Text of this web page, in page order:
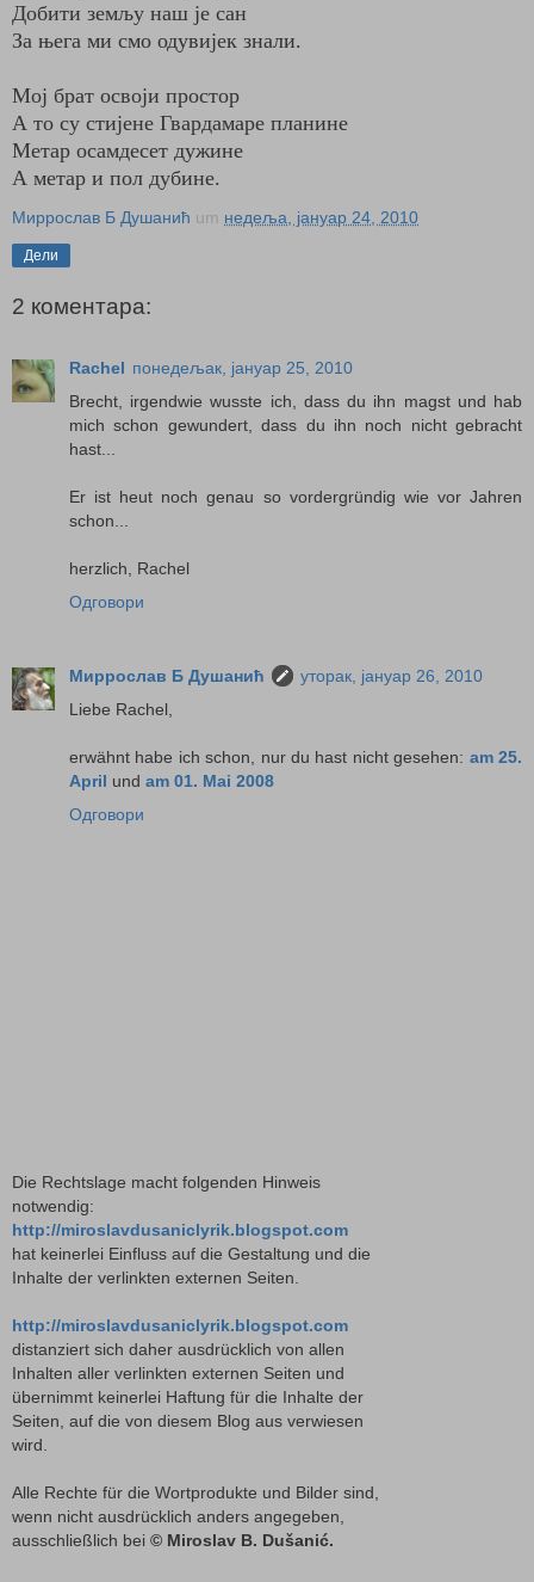
Добити земљу наш је сан
За њега ми смо одувијек знали.
Мој брат освоји простор
А то су стијене Гвардамаре планине
Метар осамдесет дужине
А метар и пол дубине.
Миррослав Б Душанић um недеља, јануар 24, 2010
Дели
2 коментара:
Rachel понедељак, јануар 25, 2010
Brecht, irgendwie wusste ich, dass du ihn magst und hab
mich schon gewundert, dass du ihn noch nicht gebracht
hast...
Er ist heut noch genau so vordergründig wie vor Jahren
schon...
herzlich, Rachel
Одговори
Миррослав Б Душанић
уторак, јануар 26, 2010
Liebe Rachel,
erwähnt habe ich schon, nur du hast nicht gesehen: am 25.
April und am 01. Mai 2008
Одговори
Die Rechtslage macht folgenden Hinweis
notwendig:
http://miroslavdusaniclyrik.blogspot.com
hat keinerlei Einfluss auf die Gestaltung und die
Inhalte der verlinkten externen Seiten.
http://miroslavdusaniclyrik.blogspot.com
distanziert sich daher ausdrücklich von allen
Inhalten aller verlinkten externen Seiten und
übernimmt keinerlei Haftung für die Inhalte der
Seiten, auf die von diesem Blog aus verwiesen
wird.
Alle Rechte für die Wortprodukte und Bilder sind,
wenn nicht ausdrücklich anders angegeben,
ausschließlich bei © Miroslav B. Dušanić.